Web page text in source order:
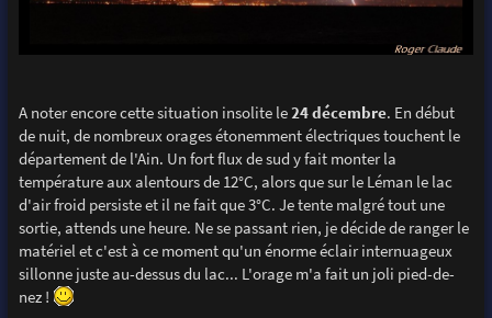
A noter encore cette situation insolite le24 décembre. En début
de nuit, de nombreux orages étonemment électriques touchent le
département de l'Ain. Un fort flux de sud y fait monter la
température aux alentours de 12°C, alors que sur le Léman le lac
d'air froid persiste et il ne fait que 3°C. Je tente malgré tout une
sortie, attends une heure. Ne se passant rien, je décide de ranger le
matériel et c'est à ce moment qu'un énorme éclair internuageux
sillonne juste au-dessus du lac... L'orage m'a fait un joli pied-de-
nez !